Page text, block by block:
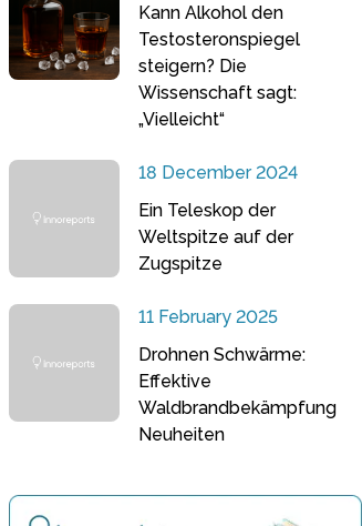
Kann Alkohol den
Testosteronspiegel
steigern? Die
Wissenschaft sagt:
„Vielleicht“
18 December 2024
Ein Teleskop der
Weltspitze auf der
Zugspitze
11 February 2025
Drohnen Schwärme:
Effektive
Waldbrandbekämpfung
Neuheiten